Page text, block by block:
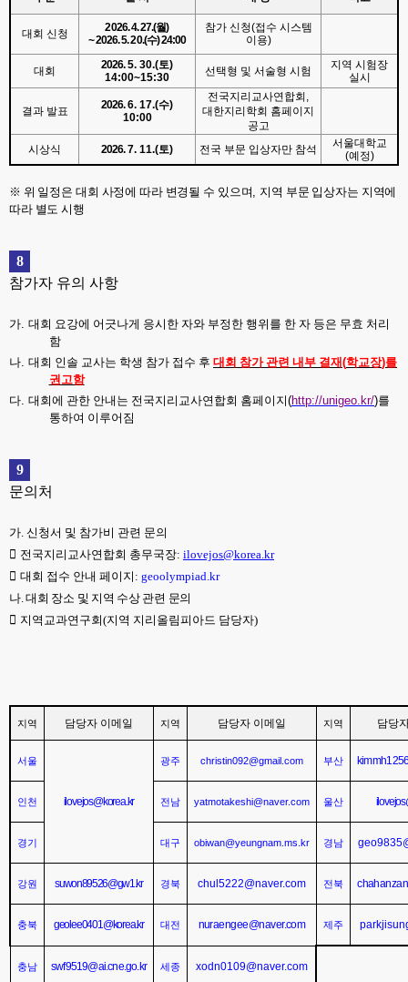
대회 신청 2026. 4. 27.(월)
~ 2026. 5. 20.(수) 24:00
참가 신청(접수 시스템
이용)
대회 2026. 5. 30.(토)
14:00~15:30
선택형 및 서술형 시험
지역 시험장
실시
결과 발표 2026. 6. 17.(수)
10:00
전국지리교사연합회
대한지리학회 홈페이지
공고
시상식
2026. 7. 11.(토) 전국 부문 입상자만 참석
서울대학교
(예정)
※ 위 일정은 대회 사정에 따라 변경될 수 있으며
지역 부문 입상자는 지역에
따라 별도 시행
8
참가자 유의 사항
가 대회 요강에 어긋나게 응시한 자와 부정한 행위를 한 자 등은 무효 처리
함
나 대회 인솔 교사는 학생 참가 접수 후 대회 참가 관련 내부 결재(학교장)를
권고함
다 대회에 관한 안내는 전국지리교사연합회 홈페이지(http://unigeo.kr/)를
통하여 이루어짐
9
문의처
가. 신청서 및 참가비 관련 문의
 전국지리교사연합회 총무국장: ilovejos@korea.kr
 대회 접수 안내 페이지 : geoolympiad.kr
나.대회 장소 및 지역 수상 관련 문의
 지역교과연구회(지역 지리올림피아드 담당자)
지역 담당자 이메일 지역 담당자 이메일 지역 담당
서울
ilovejos@korea.kr
광주 christin092@gmail.com 부산
인천 전남 yatmotakeshi@naver.com 울산
경기 대구 obiwan@yeungnam.ms.kr 경남
강원 suwon89526@gw1.kr 경북 chul5222@naver.com 전북
충북 geolee0401@korea.kr 대전 nuraengee@naver.com 제주
충남 swf9519@ai.cne.go.kr 세종 xodn0109@naver.com